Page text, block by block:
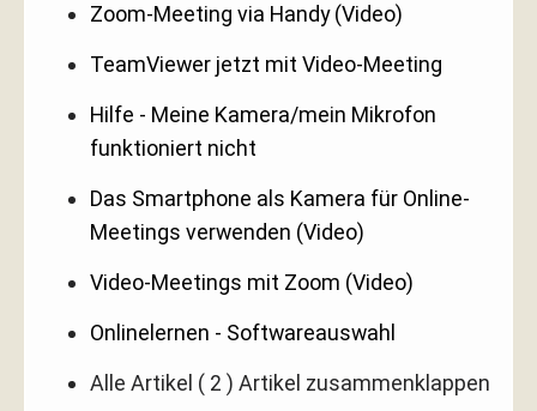
Zoom-Meeting via Handy (Video)
TeamViewer jetzt mit Video-Meeting
Hilfe - Meine Kamera/mein Mikrofon
funktioniert nicht
Das Smartphone als Kamera für Online-
Meetings verwenden (Video)
Video-Meetings mit Zoom (Video)
Onlinelernen - Softwareauswahl
Alle Artikel ( 2 ) Artikel zusammenklappen